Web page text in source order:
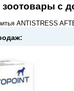
с
ANTISTRESS